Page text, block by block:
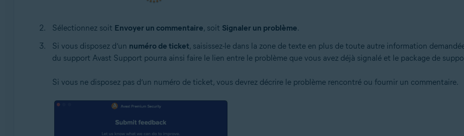
Sélectionnez soit Envoyer un commentaire, soit Signaler un problème.
Si vous disposez d’un numéro de ticket, saisissez-le dans la zone de texte en plus de toute autre information
du support Avast Support pourra ainsi faire le lien entre le problème que vous avez déjà signalé et le package de
Si vous ne disposez pas d’un numéro de ticket, vous devrez décrire le problème rencontré ou fournir un commentaire.